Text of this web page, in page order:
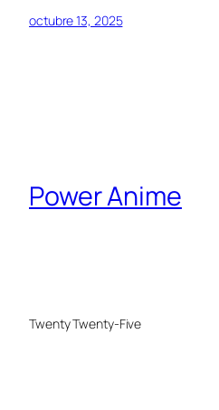
octubre 13, 2025
Power Anime
Twenty Twenty-Five